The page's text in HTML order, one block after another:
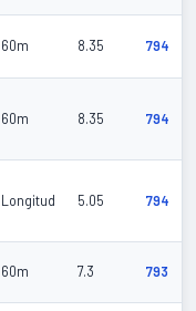
60m 8.35 794
60m 8.35 794
Longitud 5.05 794
60m 7.3 793